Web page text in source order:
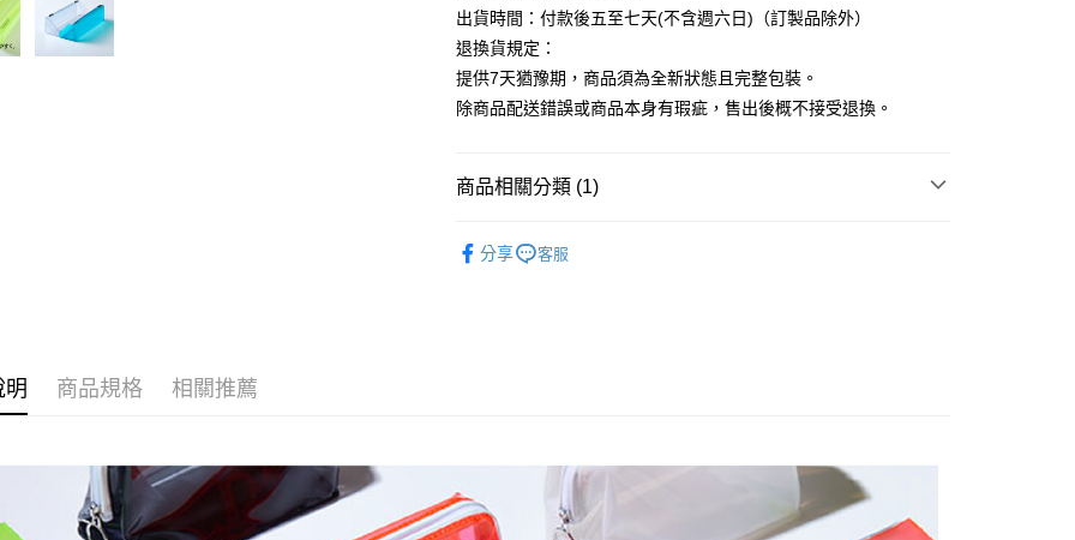
悠遊付
ATM付款
下單前請先詢問庫存
出貨時間：付款後五至七天(不含週六日)（訂製品除外）
退換貨規定：
提供7天猶豫期，商品須為全新狀態且完整包裝。
除商品配送錯誤或商品本身有瑕疵，售出後概不接受退換。
商品相關分類 (1)
分享
客服
明 商品規格 相關推薦